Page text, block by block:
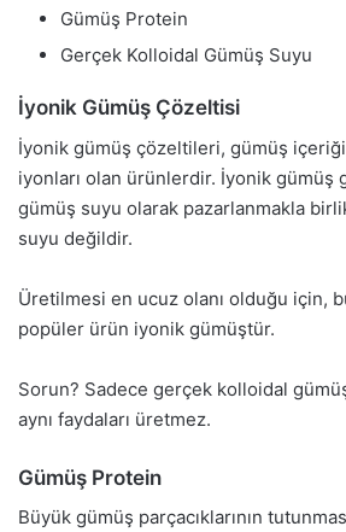
Gümüş Protein
Gerçek Kolloidal Gümüş Suyu
İyonik Gümüş Çözeltisi
İyonik gümüş çözeltileri, gümüş
iyonları olan ürünlerdir. İyonik gümüş
gümüş suyu olarak pazarlanmakla
suyu değildir.
Üretilmesi en ucuz olanı olduğu için,
popüler ürün iyonik gümüştür.
Sorun? Sadece gerçek kolloidal
aynı faydaları üretmez.
Gümüş Protein
Büyük gümüş parçacıklarının